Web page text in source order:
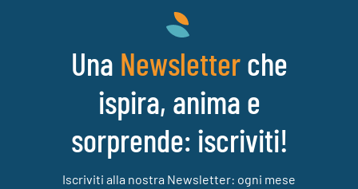
Una Newsletterche
ispira, anima e
sorprende: iscriviti!
Iscriviti alla nostra Newsletter: ogni mese